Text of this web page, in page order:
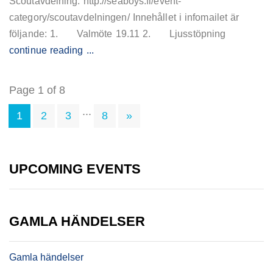
category/scoutavdelningen/ Innehållet i infomailet är
följande: 1. Valmöte 19.11 2. Ljusstöpning
continue reading ...
Page 1 of 8
1 2 3 ... 8 »
UPCOMING EVENTS
GAMLA HÄNDELSER
Gamla händelser